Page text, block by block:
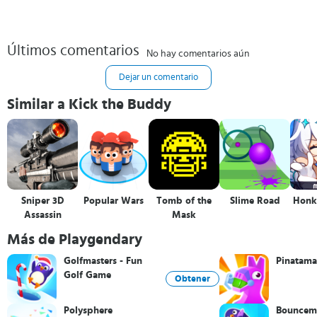
Últimos comentarios No hay comentarios aún
Dejar un comentario
Similar a Kick the Buddy
Sniper 3D
Assassin
Popular Wars
Tomb of the
Mask
Slime Road
Más de Playgendary
Golfmasters - Fun
Golf Game
Obtener
Polysphere